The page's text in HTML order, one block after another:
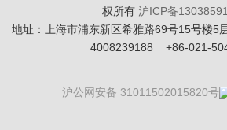
权所有 沪ICP备
地址：上海市浦东新区希雅路69号15号楼
4008239188 +86-021-
沪公网安备 31011502015820号